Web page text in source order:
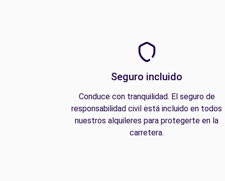
Seguro incluido
Conduce con tranquilidad. El seguro de
responsabilidad civil está incluido en todos
nuestros alquileres para protegerte en la
carretera.